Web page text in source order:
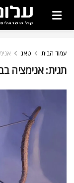
עמוד הבית טאג
תגית:אנימציה